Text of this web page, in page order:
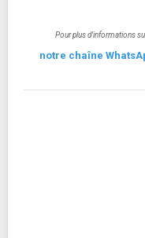
Pour plus d'informations
notre chaîne